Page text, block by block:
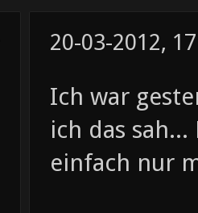
20-03-2012,
Ich war
ich das
einfach nur